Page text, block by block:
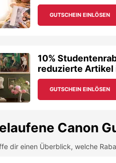
GUTSCHEIN EINLÖSEN
10%
reduzierte Artikel
GUTSCHEIN EINLÖSEN
Canon
dir einen Überblick, welche